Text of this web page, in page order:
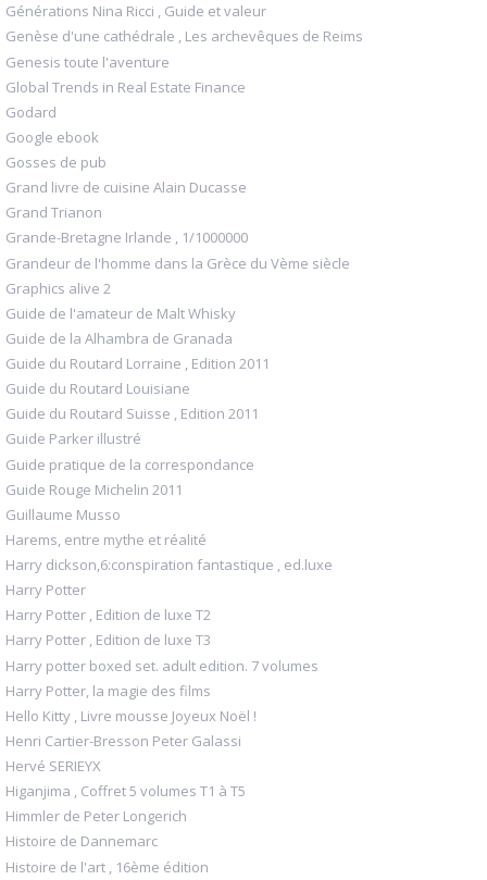
Générations Nina Ricci , Guide et valeur
Genèse d'une cathédrale , Les archevêques de Reims
Genesis toute l'aventure
Global Trends in Real Estate Finance
Godard
Google ebook
Gosses de pub
Grand livre de cuisine Alain Ducasse
Grand Trianon
Grande-Bretagne Irlande , 1/1000000
Grandeur de l'homme dans la Grèce du Vème siècle
Graphics alive 2
Guide de l'amateur de Malt Whisky
Guide de la Alhambra de Granada
Guide du Routard Lorraine , Edition 2011
Guide du Routard Louisiane
Guide du Routard Suisse , Edition 2011
Guide Parker illustré
Guide pratique de la correspondance
Guide Rouge Michelin 2011
Guillaume Musso
Harems, entre mythe et réalité
Harry dickson,6:conspiration fantastique , ed.luxe
Harry Potter
Harry Potter , Edition de luxe T2
Harry Potter , Edition de luxe T3
Harry potter boxed set. adult edition. 7 volumes
Harry Potter, la magie des films
Hello Kitty , Livre mousse Joyeux Noël !
Henri Cartier-Bresson Peter Galassi
Hervé SERIEYX
Higanjima , Coffret 5 volumes T1 à T5
Himmler de Peter Longerich
Histoire de Dannemarc
Histoire de l'art , 16ème édition